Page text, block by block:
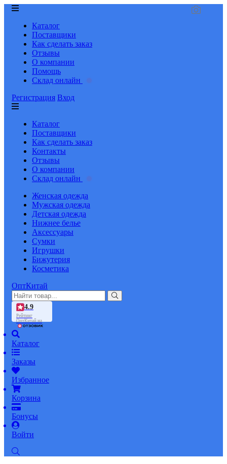
Каталог
Поставщики
Как сделать заказ
Отзывы
О компании
Помощь
Склад онлайн
Регистрация Вход
Каталог
Поставщики
Как сделать заказ
Контакты
Отзывы
О компании
Склад онлайн
Женская одежда
Мужская одежда
Детская одежда
Нижнее белье
Аксессуары
Сумки
Игрушки
Бижутерия
Косметика
ОптКитай
4.9
Рейтинг
ОптКитай на
Каталог
Заказы
Избранное
Корзина
Бонусы
Войти